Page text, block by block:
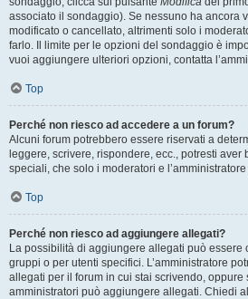
associato il sondaggio). Se nessuno ha ancora
modificato o cancellato, altrimenti solo i
farlo. Il limite per le opzioni del sondaggio è
vuoi aggiungere ulteriori opzioni, contatta
Top
Perché non riesco ad accedere a un forum?
Alcuni forum potrebbero essere riservati a
leggere, scrivere, rispondere, ecc., potresti
speciali, che solo i moderatori e
Top
Perché non riesco ad aggiungere allegati?
La possibilità di aggiungere allegati può essere
gruppi o per utenti specifici. L’amministratore
allegati per il forum in cui stai scrivendo, oppure
amministratori può aggiungere allegati. Chiedi